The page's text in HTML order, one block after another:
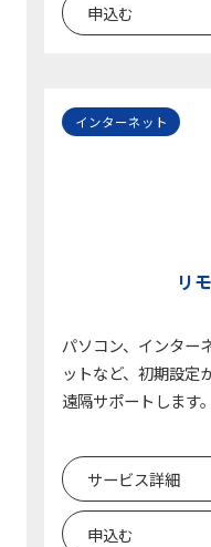
申込む
インターネット
リ
パソコン、インター
ットなど、初期設定
遠隔サポートします。
サービス詳細
申込む